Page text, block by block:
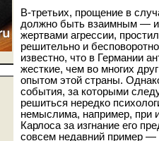
В-третьих, прощение в
должно быть взаимным — и
жертвами агрессии,
решительно и
известно, что в Германии
жесткие, чем во многих
опытом этой страны.
события, за которыми
решиться нередко
немыслима, например, при
Карлоса за изгнание его
совсем недавний пример —